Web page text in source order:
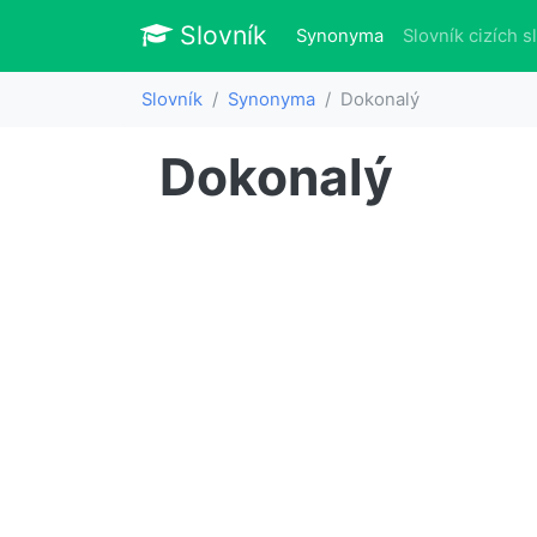
Slovník Slovník
Synonyma(aktuálně)
Slovník cizích
Slovník Synonyma Dokonalý
Dokonalý